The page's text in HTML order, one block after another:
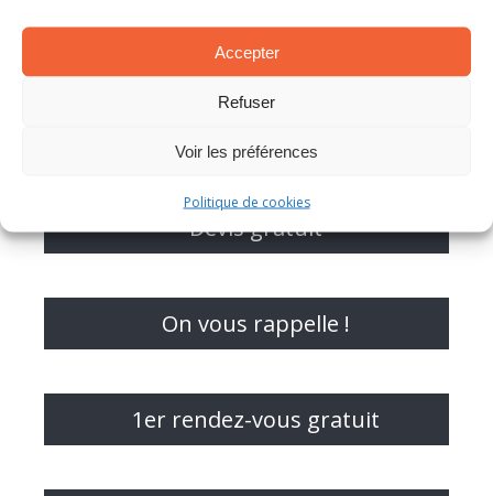
Accepter
Refuser
Voir les préférences
Politique de cookies
Devis gratuit
On vous rappelle !
1er rendez-vous gratuit